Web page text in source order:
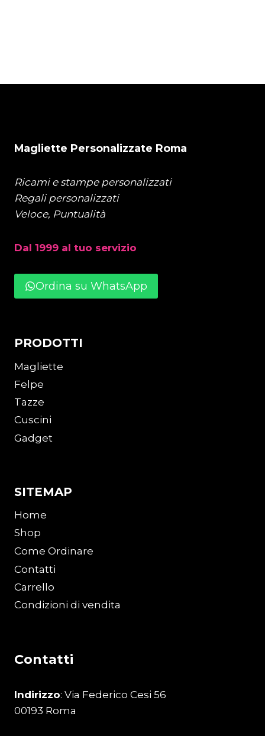
Magliette Personalizzate Roma
Ricami e stampe personalizzati
Regali personalizzati
Veloce, Puntualità
Dal 1999 al tuo servizio
Ordina su WhatsApp
PRODOTTI
Magliette
Felpe
Tazze
Cuscini
Gadget
SITEMAP
Home
Shop
Come Ordinare
Contatti
Carrello
Condizioni di vendita
Contatti
Indirizzo: Via Federico Cesi 56
00193 Roma